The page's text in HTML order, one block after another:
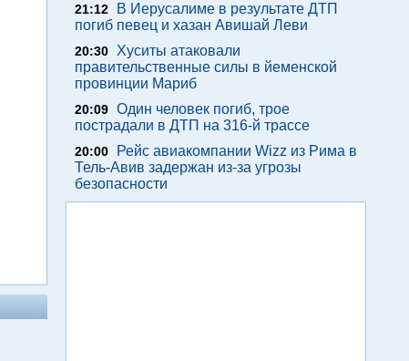
21:12
В Иерусалиме в результате ДТП
погиб певец и хазан Авишай Леви
20:30
Хуситы атаковали
правительственные силы в йеменской
провинции Мариб
20:09 Один человек погиб, трое
пострадали в ДТП на 316-й трассе
20:00
Рейс авиакомпании Wizz из Рима в
Тель-Авив задержан из-за угрозы
безопасности